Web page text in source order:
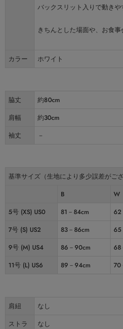
バックスリット入りで動きや
きちんとした場面や、お食事
カラー ホワイト
脇丈
約80cm
肩幅
約30cm
袖丈
－
基準サイズ（生地により多少誤差がご
B
W
5号 (XS) US0
81－84cm 62
7号 (S) US2
83－86cm 65
9号 (M) US4
86－90cm 68
11号 (L) US6
89－94cm 70
肩紐
なし
ストラ
なし